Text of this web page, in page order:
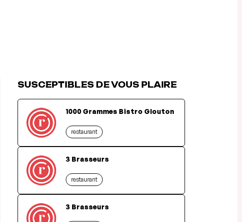
SUSCEPTIBLES DE VOUS PLAIRE
1000 Grammes Bistro Glouton
restaurant
3 Brasseurs
restaurant
3 Brasseurs